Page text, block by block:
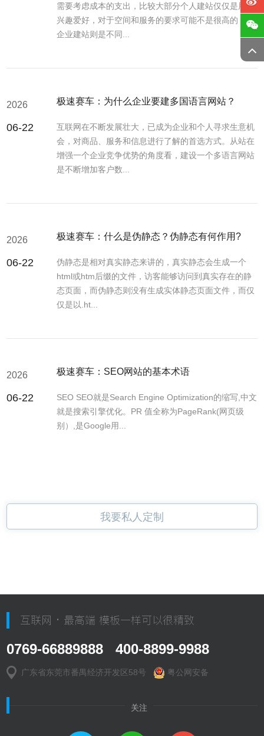
需要考虑成本的支出，比较大部分个人建站仅仅是用于
兴趣爱好，对于空间和服务的要求可能不是很高的，而
企业建站则是不同...
2026
06-22
极速赛车：为什么企业要建多国语言网站？
互联网在不断发展壮大，已成为企业和个人寻求生意机
会，对商品、服务和信息进行了解的首选方式。从站在
增强一个企业竞争优势的角度看，建设一个多语言网站
是不断增加客户数...
2026
06-22
极速赛车：什么是伪静态？伪静态有何作用?
伪静态是相对真实静态来讲的，真实静态会生成一个
html或htm后缀的文件，访客能够访问到真实存在的静
态页面，而伪静态则没有生成实体静态页面文件，而仅
仅是以.ht...
2026
06-22
极速赛车：SEO网站的基本术语
SEO SEO就是Search Engine Optimization的缩写,中文
就是搜索引擎优化。PR 值全称为PageRank(网页级
别）,是Google用...
我要私人定制
互联网 · 最高端 模板一样可以很精致
0769-66889888 400-8899-9988
广东省东莞市番禺经济开发区58号 粤公网安备
关注